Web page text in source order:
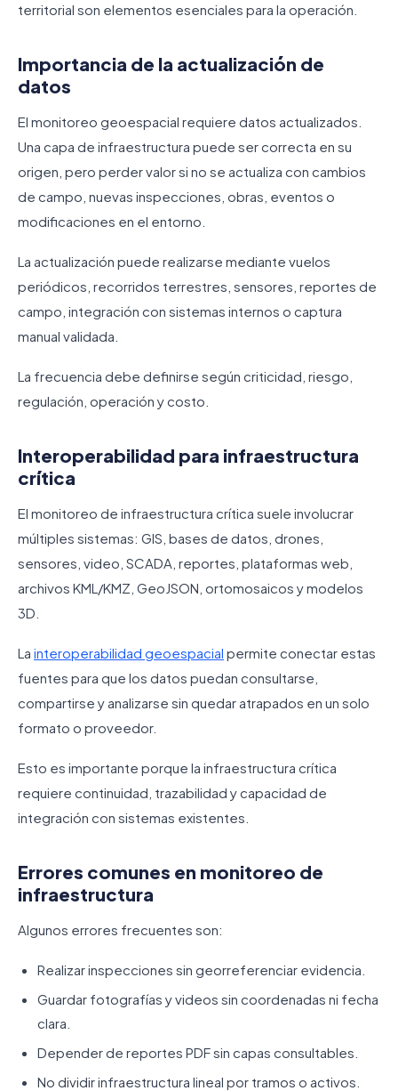
territorial son elementos esenciales para la operación.
Importancia de la actualización de
datos
El monitoreo geoespacial requiere datos actualizados.
Una capa de infraestructura puede ser correcta en su
origen, pero perder valor si no se actualiza con cambios
de campo, nuevas inspecciones, obras, eventos o
modificaciones en el entorno.
La actualización puede realizarse mediante vuelos
periódicos, recorridos terrestres, sensores, reportes de
campo, integración con sistemas internos o captura
manual validada.
La frecuencia debe definirse según criticidad, riesgo,
regulación, operación y costo.
Interoperabilidad para infraestructura
crítica
El monitoreo de infraestructura crítica suele involucrar
múltiples sistemas: GIS, bases de datos, drones,
sensores, video, SCADA, reportes, plataformas web,
archivos KML/KMZ, GeoJSON, ortomosaicos y modelos
3D.
La interoperabilidad geoespacial permite conectar estas
fuentes para que los datos puedan consultarse,
compartirse y analizarse sin quedar atrapados en un solo
formato o proveedor.
Esto es importante porque la infraestructura crítica
requiere continuidad, trazabilidad y capacidad de
integración con sistemas existentes.
Errores comunes en monitoreo de
infraestructura
Algunos errores frecuentes son:
Realizar inspecciones sin georreferenciar evidencia.
Guardar fotografías y videos sin coordenadas ni fecha
clara.
Depender de reportes PDF sin capas consultables.
No dividir infraestructura lineal por tramos o activos.